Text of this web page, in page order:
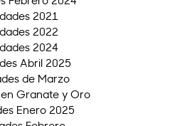
2021
2022
2024
Abril 2025
de Marzo
Granate y Oro
Enero 2025